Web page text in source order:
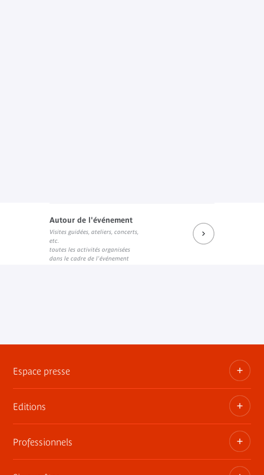
Autour de l'événement
Visites guidées, ateliers, concerts,
etc.
toutes les activités organisées
dans le cadre de l'événement
Espace presse
Dossiers, communiqués, bandes annonces
Contact presse
Editions
Les publications du musée
Professionnels